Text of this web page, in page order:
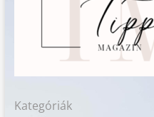
Kategóriák